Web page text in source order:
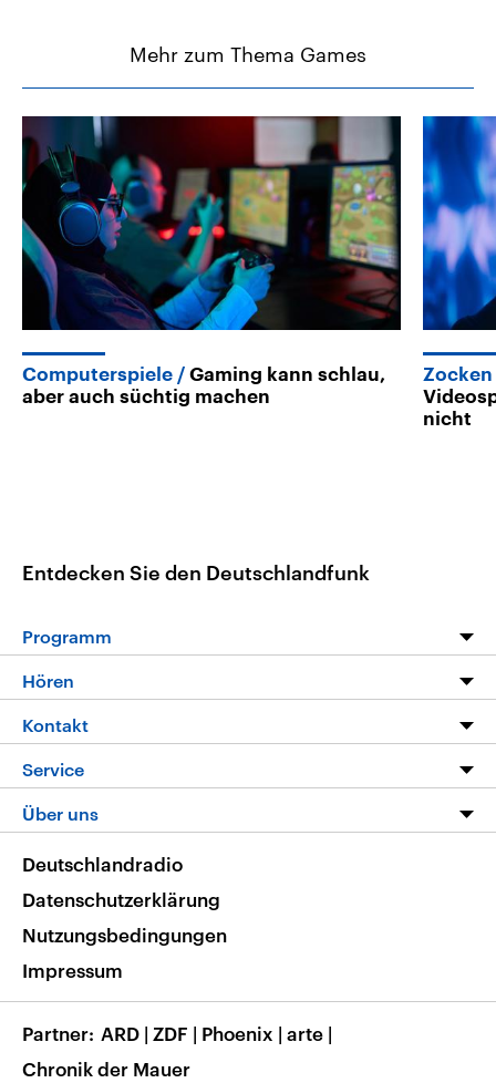
Mehr zum Thema Games
Computerspiele
Gaming kann schlau,
aber auch süchtig machen
nicht
Entdecken Sie den Deutschlandfunk
Programm
Programm
Die Nachrichten
Nachrichtenleicht
Neue Beiträge auf dlf.de
Hören
Livestream
Podcasts
Deutschlandfunk App
Nachrichten App
Frequenzen
Kontakt
Hörerservice
Service
FAQ
Veranstaltungen
Musikliste
RSS
Über uns
Barrierefreiheit
Deutschlandradio
Datenschutzerklärung
Nutzungsbedingungen
Impressum
Partner ARD | ZDF | Phoenix | arte |
Chronik der Mauer